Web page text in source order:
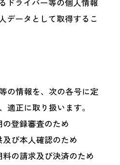
ドライバー等の個人情報
データとして取得するこ
の情報を、次の各号に定
適正に取り扱います。
登録審査のため
び本人確認のため
の請求及び決済のため